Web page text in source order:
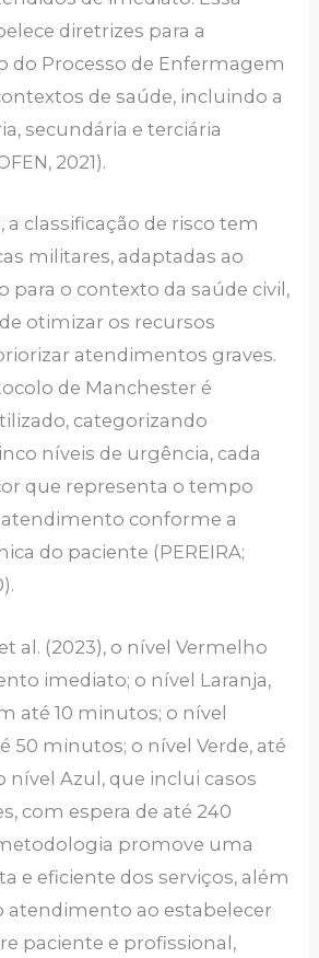
diretrizes para a
do Processo de Enfermagem
de saúde, incluindo a
secundária e terciária
2021).
classificação de risco tem
militares, adaptadas ao
para o contexto da saúde civil,
otimizar os recursos
atendimentos graves.
de Manchester é
categorizando
níveis de urgência, cada
que representa o tempo
conforme a
do paciente (PEREIRA;
al. (2023), o nível Vermelho
imediato; o nível Laranja,
até 10 minutos; o nível
50 minutos; o nível Verde, até
nível Azul, que inclui casos
com espera de até 240
promove uma
e eficiente dos serviços, além
atendimento ao estabelecer
paciente e profissional,